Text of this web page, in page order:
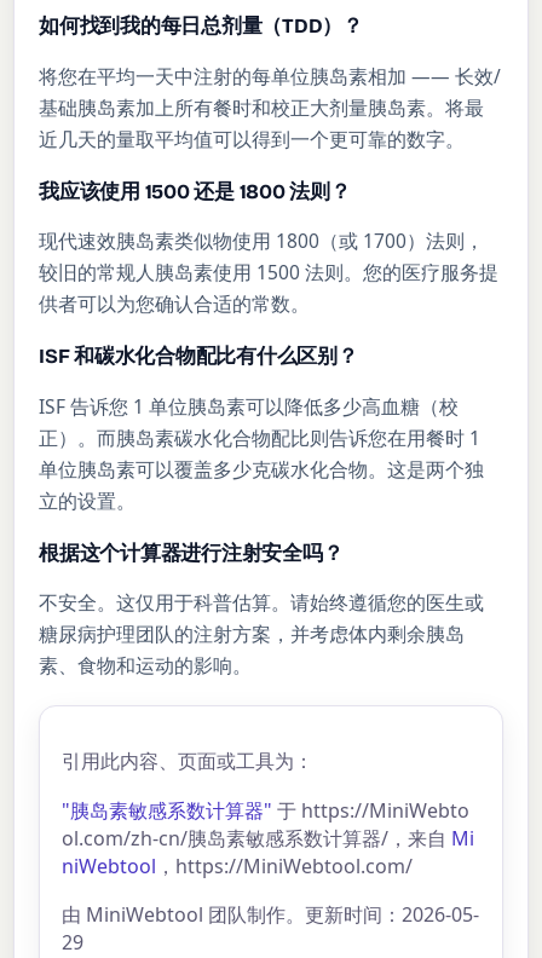
如何找到我的每日总剂量（TDD）？
将您在平均一天中注射的每单位胰岛素相加 —— 长效/
基础胰岛素加上所有餐时和校正大剂量胰岛素。将最
近几天的量取平均值可以得到一个更可靠的数字。
我应该使用 1500 还是 1800 法则？
现代速效胰岛素类似物使用 1800（或 1700）法则，
较旧的常规人胰岛素使用 1500 法则。您的医疗服务提
供者可以为您确认合适的常数。
ISF 和碳水化合物配比有什么区别？
ISF 告诉您 1 单位胰岛素可以降低多少高血糖（校
正）。而胰岛素碳水化合物配比则告诉您在用餐时 1
单位胰岛素可以覆盖多少克碳水化合物。这是两个独
立的设置。
根据这个计算器进行注射安全吗？
不安全。这仅用于科普估算。请始终遵循您的医生或
糖尿病护理团队的注射方案，并考虑体内剩余胰岛
素、食物和运动的影响。
引用此内容、页面或工具为：
"胰岛素敏感系数计算器" 于 https://MiniWebto
ol.com/zh-cn/胰岛素敏感系数计算器/，来自 Mi
niWebtool ，https://MiniWebtool.com/
由 MiniWebtool 团队制作。更新时间：2026-05-
29